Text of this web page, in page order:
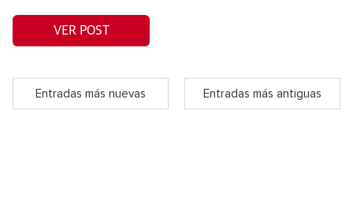
VER POST
Entradas más nuevas Entradas más antiguas